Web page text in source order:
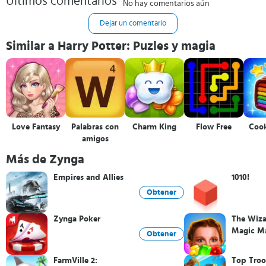
No hay comentarios aún
Dejar un comentario
Similar a Harry Potter: Puzles y magia
Love Fantasy
Palabras con
amigos
Charm King Flow Free
Más de Zynga
Empires and Allies
Obtener
Zynga Poker
Obtener
FarmVille 2:
1010!
The
Magic
Top